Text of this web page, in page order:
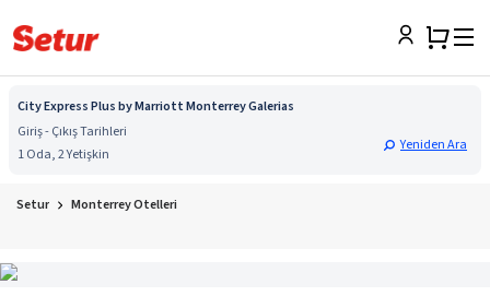
City Express Plus by Marriott Monterrey Galerias
Giriş - Çıkış Tarihleri
1 Oda, 2 Yetişkin
Yeniden Ara
Setur Monterrey Otelleri